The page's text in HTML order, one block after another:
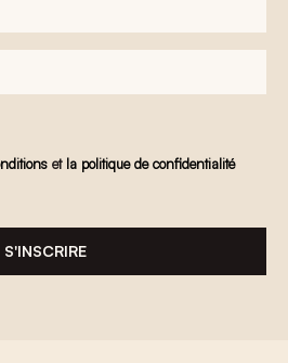
et la politique de confidentialité
S'INSCRIRE